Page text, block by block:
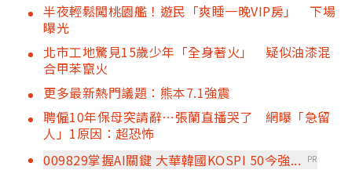
半夜輕鬆闖桃園艦！遊民「爽睡一晚VIP房」 下場
曝光
北市工地驚見15歲少年「全身著火」 疑似油漆混
合甲苯竄火
更多最新熱門議題：熊本7.1強震
聘僱10年保母突請辭⋯張蘭直播哭了 網曝「急留
人」1原因：超恐怖
009829掌握AI關鍵 大華韓國KOSPI 50今強...
PR